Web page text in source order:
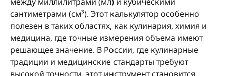
сантиметрами (см³). Этот калькулятор особенно
полезен в таких областях, как кулинария, химия и
медицина, где точные измерения объема имеют
решающее значение. В России, где кулинарные
традиции и медицинские стандарты требуют